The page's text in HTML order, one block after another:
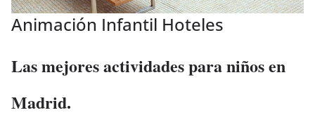
Animación Infantil Hoteles
Las mejores actividades para niños en
Madrid.